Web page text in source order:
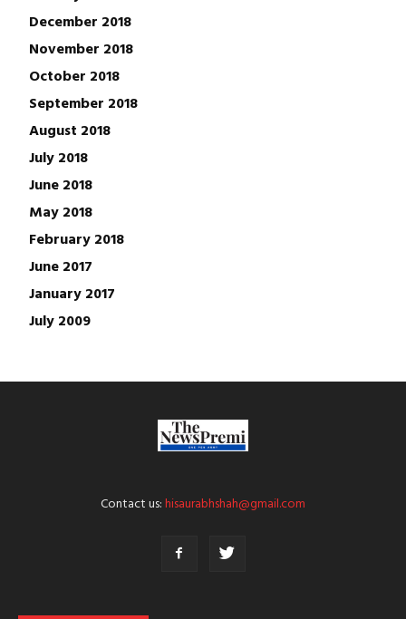
December 2018
November 2018
October 2018
September 2018
August 2018
July 2018
June 2018
May 2018
February 2018
June 2017
January 2017
July 2009
Contact us:hisaurabhshah@gmail.com